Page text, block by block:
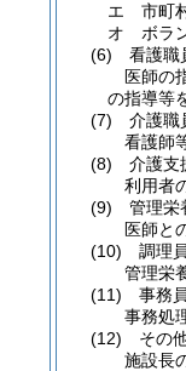
エ
市町
オ
ボラ
(6)
看護職
医師の
の指導等
(7)
介護職
看護師
(8)
介護支
利用者
(9)
管理栄
医師と
(10)
調理員
管理栄
(11)
事務員
事務処
(12)
その
施設長